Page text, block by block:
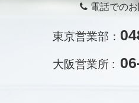
電話での
東京営業部：
大阪営業所 :